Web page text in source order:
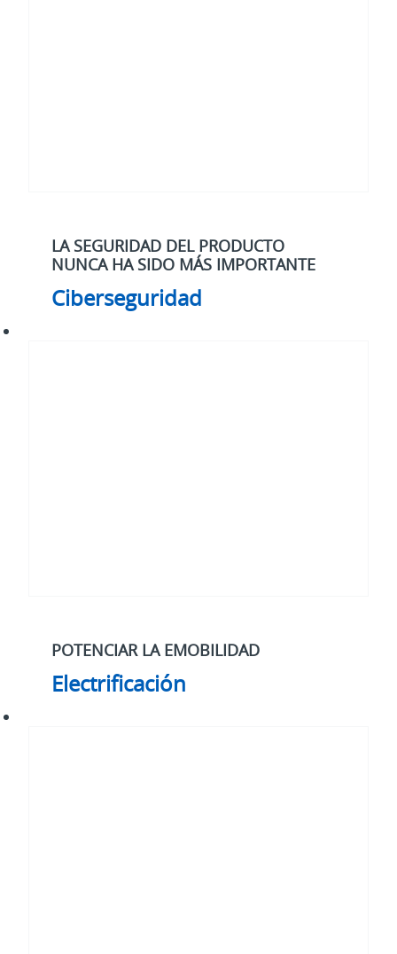
LA SEGURIDAD DEL PRODUCTO
NUNCA HA SIDO MÁS IMPORTANTE
Ciberseguridad
POTENCIAR LA EMOBILIDAD
Electrificación